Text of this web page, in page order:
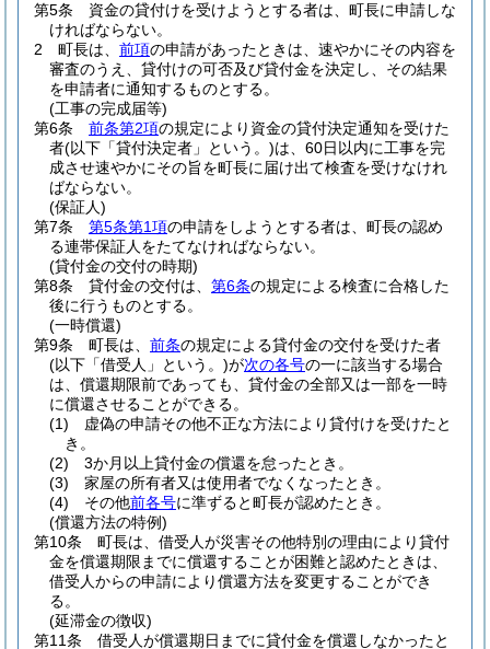
第5条
資金の貸付けを受けようとする者は、町長に申請しな
ければならない。
2
町長は、 前項の申請があったときは、速やかにその内容を
審査のうえ、貸付けの可否及び貸付金を決定し、その結果
を申請者に通知するものとする。
(工事の完成届等)
第6条
前条第2項の規定により資金の貸付決定通知を受けた
者(以下「貸付決定者」という。)は、60日以内に工事を完
成させ速やかにその旨を町長に届け出て検査を受けなけれ
ばならない。
(保証人)
第7条
第5条第1項の申請をしようとする者は、町長の認め
る連帯保証人をたてなければならない。
(貸付金の交付の時期)
第8条
貸付金の交付は、 第6条の規定による検査に合格した
後に行うものとする。
(一時償還)
第9条
町長は、 前条の規定による貸付金の交付を受けた者
(以下「借受人」という。)が次の各号の一に該当する場合
は、償還期限前であっても、貸付金の全部又は一部を一時
に償還させることができる。
(1)
虚偽の申請その他不正な方法により貸付けを受けたと
き。
(2)
3か月以上貸付金の償還を怠ったとき。
(3)
家屋の所有者又は使用者でなくなったとき。
(4)
その他前各号に準ずると町長が認めたとき。
(償還方法の特例)
第10条
町長は、借受人が災害その他特別の理由により貸付
金を償還期限までに償還することが困難と認めたときは、
借受人からの申請により償還方法を変更することができ
る。
(延滞金の徴収)
第11条
借受人が償還期日までに貸付金を償還しなかったと